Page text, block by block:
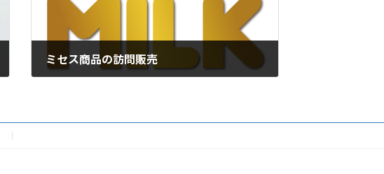
ミセス商品の訪問販売